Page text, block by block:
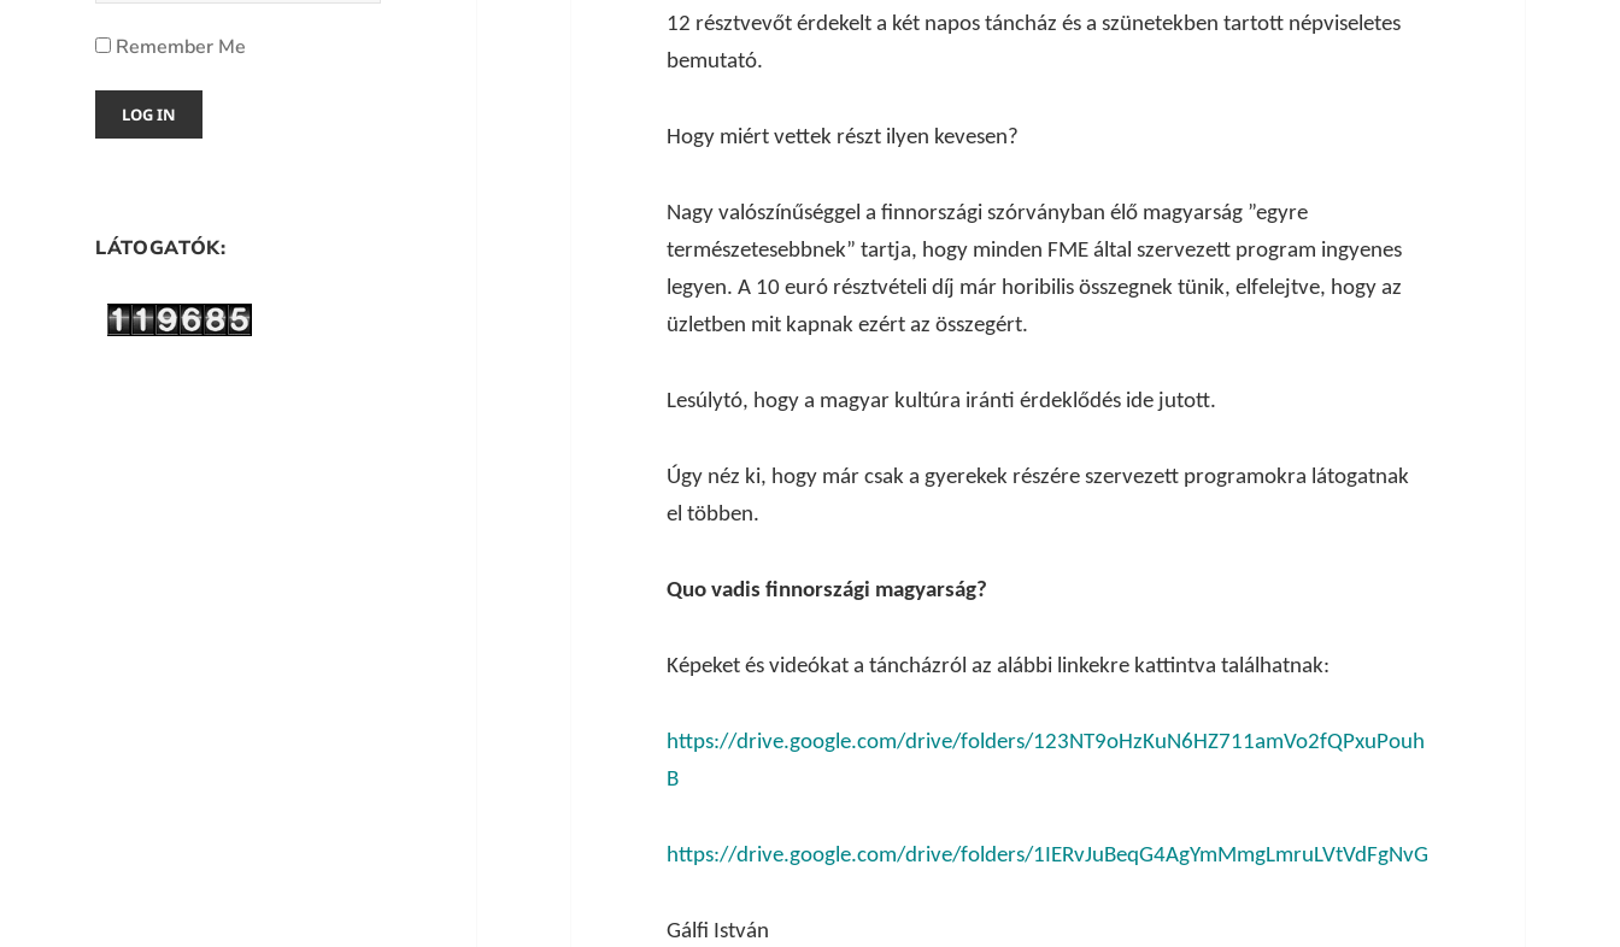
Remember Me
LÁTOGATÓK:
12 résztvevőt érdekelt a két napos táncház és a szünetekben tartott népviseletes
bemutató.
Hogy miért vettek részt ilyen kevesen?
Nagy valószínűséggel a finnországi szórványban élő magyarság ”egyre
természetesebbnek” tartja, hogy minden FME által szervezett program ingyenes
legyen. A 10 euró résztvételi díj már horibilis összegnek tünik, elfelejtve, hogy az
üzletben mit kapnak ezért az összegért.
Lesúlytó, hogy a magyar kultúra iránti érdeklődés ide jutott.
Úgy néz ki, hogy már csak a gyerekek részére szervezett programokra látogatnak
el többen.
Quo vadis finnországi magyarság?
Képeket és videókat a táncházról az alábbi linkekre kattintva találhatnak:
https://drive.google.com/drive/folders/123NT9oHzKuN6HZ711amVo2fQPxuPouh
B
https://drive.google.com/drive/folders/1IERvJuBeqG4AgYmMmgLmruLVtVdFgNvG
Gálfi István